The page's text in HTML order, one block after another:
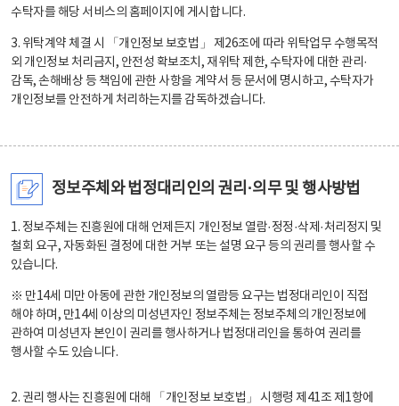
수탁자를 해당 서비스의 홈페이지에 게시합니다.
3. 위탁계약 체결 시 「개인정보 보호법」 제26조에 따라 위탁업무 수행목적
외 개인정보 처리금지, 안전성 확보조치, 재위탁 제한, 수탁자에 대한 관리·
감독, 손해배상 등 책임에 관한 사항을 계약서 등 문서에 명시하고, 수탁자가
개인정보를 안전하게 처리하는지를 감독하겠습니다.
정보주체와 법정대리인의 권리·의무 및 행사방법
1. 정보주체는 진흥원에 대해 언제든지 개인정보 열람·정정·삭제·처리정지 및
철회 요구, 자동화된 결정에 대한 거부 또는 설명 요구 등의 권리를 행사할 수
있습니다.
※ 만14세 미만 아동에 관한 개인정보의 열람등 요구는 법정대리인이 직접
해야 하며, 만14세 이상의 미성년자인 정보주체는 정보주체의 개인정보에
관하여 미성년자 본인이 권리를 행사하거나 법정대리인을 통하여 권리를
행사할 수도 있습니다.
2. 권리 행사는 진흥원에 대해 「개인정보 보호법」 시행령 제41조 제1항에